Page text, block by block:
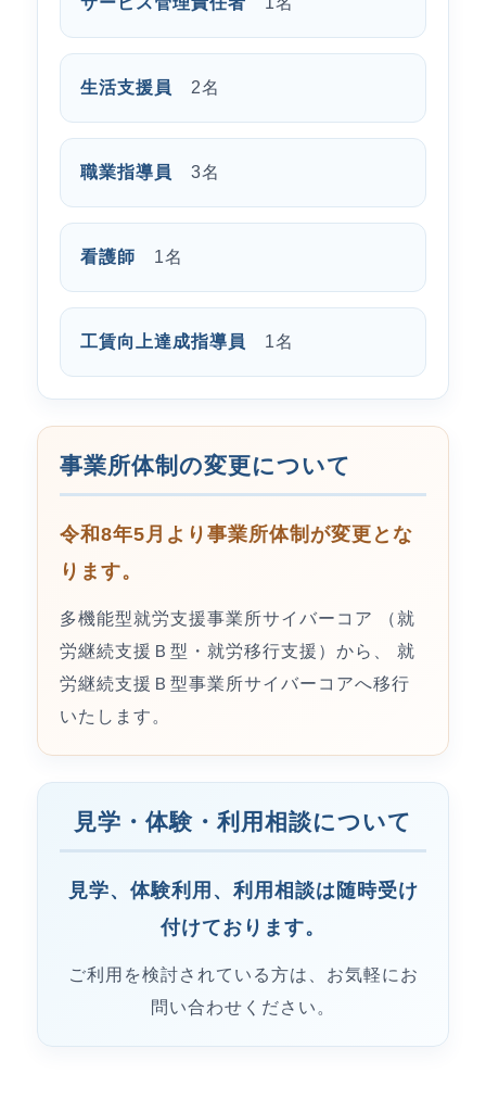
生活支援員 2名
職業指導員 3名
看護師 1名
工賃向上達成指導員 1名
事業所体制の変更について
令和8年5月より事業所体制が変更とな
ります。
多機能型就労支援事業所サイバーコア （就
労継続支援Ｂ型・就労移行支援）から、 就
労継続支援Ｂ型事業所サイバーコアへ移行
いたします。
見学・体験・利用相談について
見学、体験利用、利用相談は随時受け
付けております。
ご利用を検討されている方は、お気軽にお
問い合わせください。